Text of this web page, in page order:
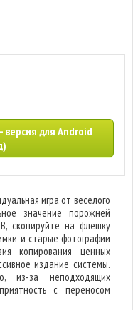
версия для Android
игра от веселого
значение порожней
скопируйте на флешку
и старые фотографии
копирования ценных
издание системы.
из-за неподходящих
с переносом